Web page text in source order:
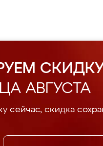
СКИДКУ
АВГУСТА
сейчас, скидка